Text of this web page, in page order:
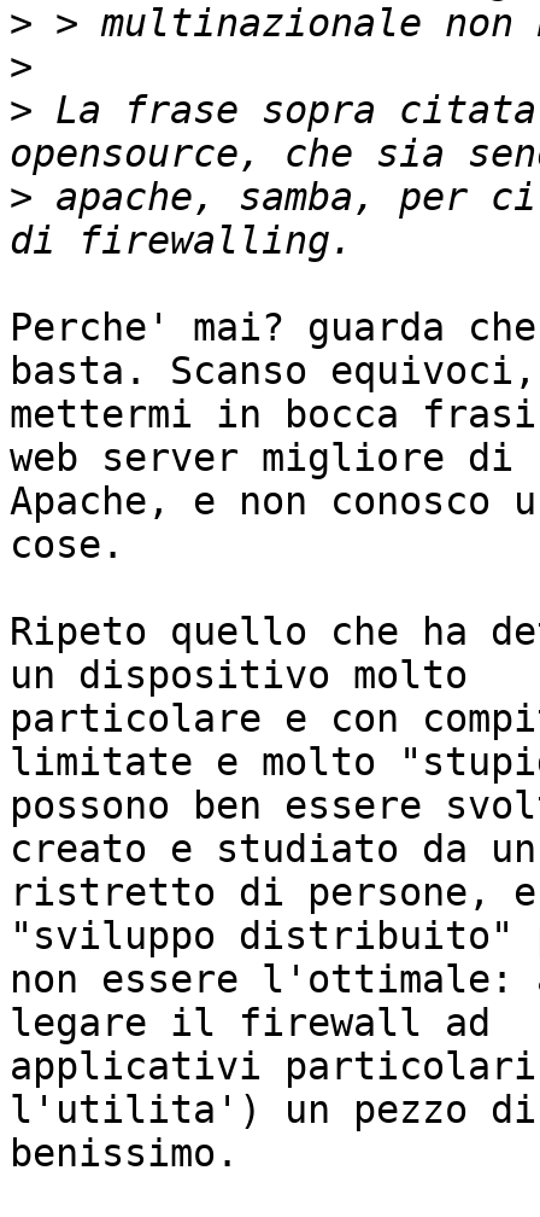
>
>
> La frase sopra
> apache, samba, per
Perche' mai? guarda
basta. Scanso
mettermi in bocca frasi
web server migliore di
Apache, e non conosco
cose.
Ripeto quello che ha
un dispositivo molto
particolare e con
limitate e molto
possono ben essere
creato e studiato da un
ristretto di persone, e
"sviluppo distribuito"
non essere l'ottimale:
legare il firewall ad
applicativi particolari
l'utilita') un pezzo
benissimo.